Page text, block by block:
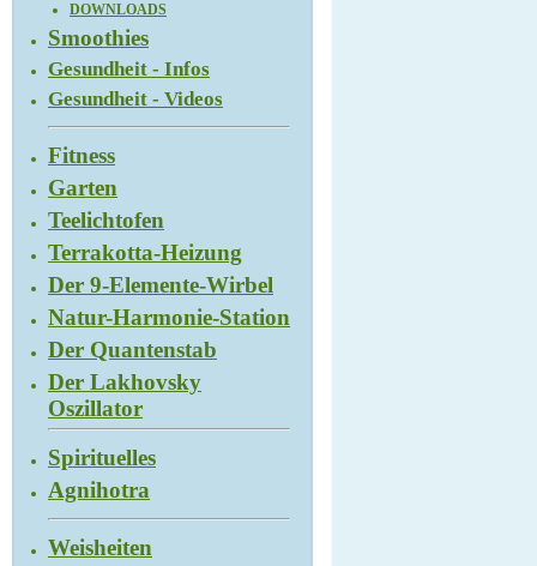
DOWNLOADS
Smoothies
Gesundheit - Infos
Gesundheit - Videos
Fitness
Garten
Teelichtofen
Terrakotta-Heizung
Der 9-Elemente-Wirbel
Natur-Harmonie-Station
Der Quantenstab
Der Lakhovsky
Oszillator
Spirituelles
Agnihotra
Weisheiten